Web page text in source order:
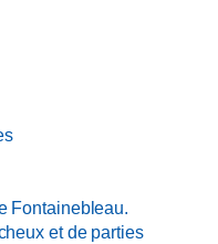
Fontainebleau.
et de parties